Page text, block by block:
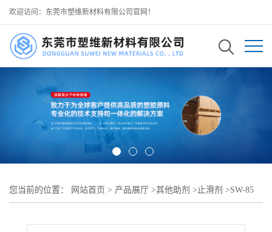
欢迎访问：东莞市塑维新材料有限公司官网！
您当前的位置： 网站首页 > 产品展厅 >其他助剂 > 止滑剂 >SW-85